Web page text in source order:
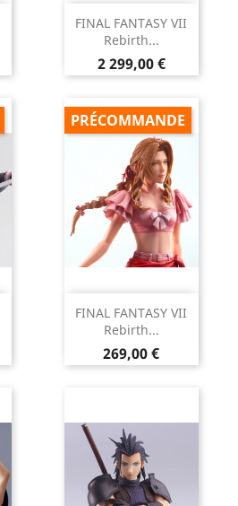
FINAL FANTASY VII
Rebirth...
Prix
2 299,00 €
FINAL FANTASY VII
Rebirth...
Prix
269,00 €
PRÉCOMMANDE